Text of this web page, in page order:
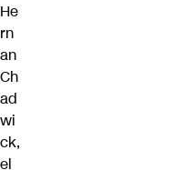
He
rn
an
Ch
ad
wi
ck,
el